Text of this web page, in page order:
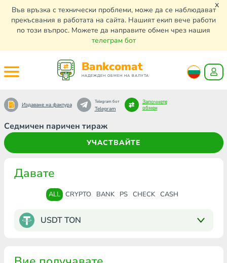
Във връзка с технически проблеми, може да се наблюдават
прекъсвания в работата на сайта. Нашият екип вече работи
по този въпрос. Можете да направите обмен чрез нашия
телеграм бот
x
Bankcomat
НАДЕЖДЕН ОБМЕН НА ВАЛУТА
Седмичен паричен тираж
УЧАСТВАЙТЕ
Издаване на фактура Telegram бот
Telegram
Започнете
обмен
Давате
ALL CRYPTO BANK PS CHECK CASH
USDT TON